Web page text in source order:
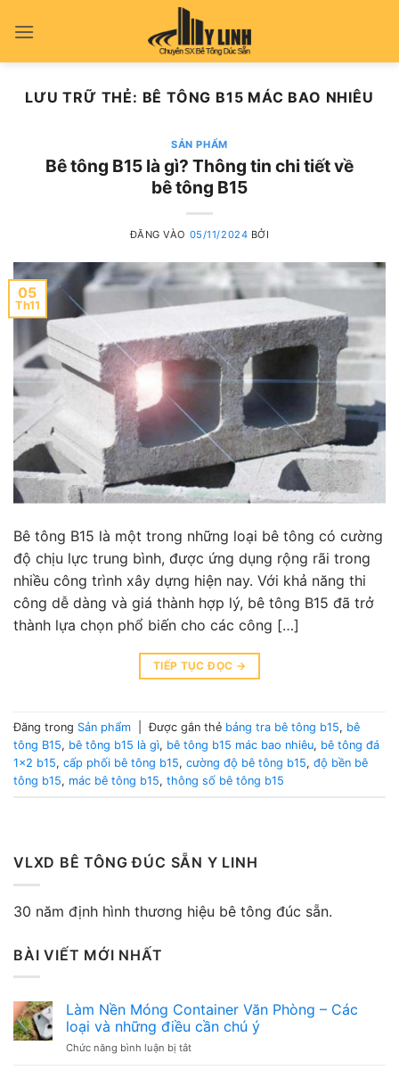
qua
LƯU TRỮ THẺ: BÊ TÔNG B15 MÁC BAO NHIÊU
SẢN PHẨM
Bê tông B15 là gì? Thông tin chi tiết về
bê tông B15
ĐĂNG VÀO 05/11/2024 BỞI
05
Th11
Bê tông B15 là một trong những loại bê tông có cường
độ chịu lực trung bình, được ứng dụng rộng rãi trong
nhiều công trình xây dựng hiện nay. Với khả năng thi
công dễ dàng và giá thành hợp lý, bê tông B15 đã trở
thành lựa chọn phổ biến cho các công […]
TIẾP TỤC ĐỌC →
Đăng trong Sản phẩm Được gắn thẻ bảng tra bê tông b15, bê
tông B15, bê tông b15 là gì, bê tông b15 mác bao nhiêu, bê tông đá
1x2 b15, cấp phối bê tông b15, cường độ bê tông b15, độ bền bê
tông b15, mác bê tông b15, thông số bê tông b15
VLXD BÊ TÔNG ĐÚC SẴN Y LINH
30 năm định hình thương hiệu bê tông đúc sẵn.
BÀI VIẾT MỚI NHẤT
Làm Nền Móng Container Văn Phòng – Các
loại và những điều cần chú ý
Chức năng bình luận bị tắtở